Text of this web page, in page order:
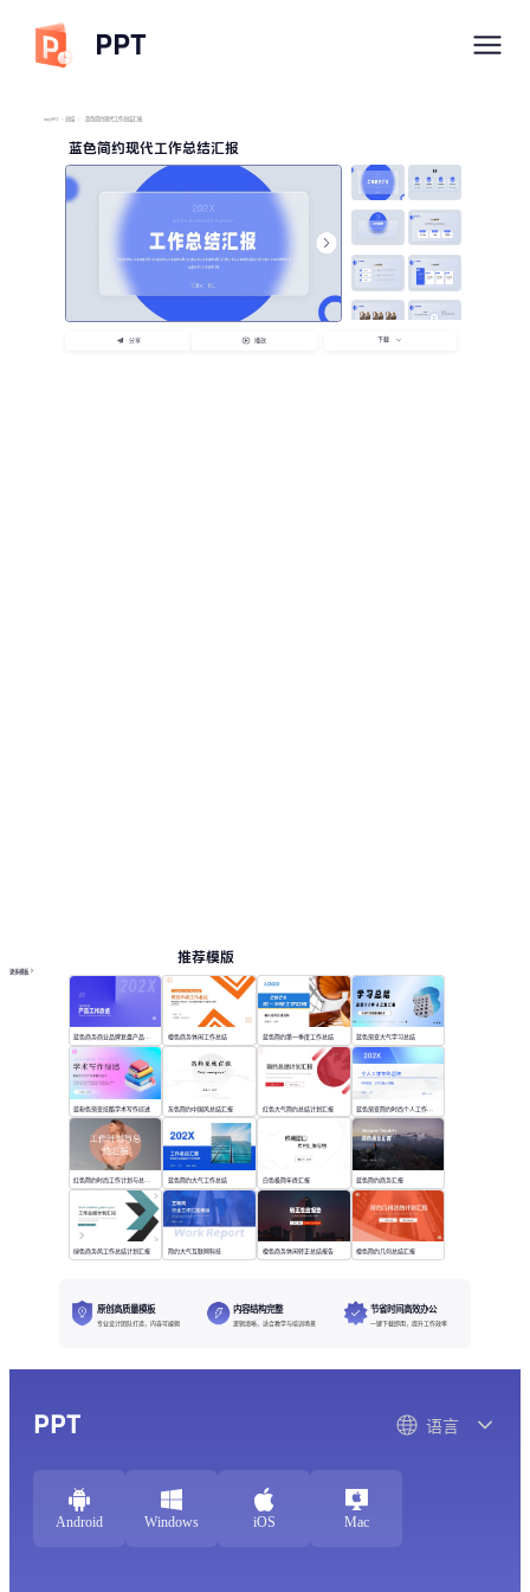
PPT
imyPPT / 总结 / 蓝色简约现代工作总结汇报
蓝色简约现代工作总结汇报
分享 播放 下载
推荐模版
更多模板
蓝色商务商业品牌复盘产品工作总结 橙色商务休闲工作总结 蓝色简约第一季度工作总结 蓝色渐变大气学习总结
蓝粉色渐变炫酷学术写作综述 灰色简约中国风总结汇报 红色大气简约总结计划汇报
蓝色简约大气工作总结 白色极简年终汇报 蓝色简约商务汇报
绿色商务风工作总结计划汇报 简约大气互联网科技 橙色商务休闲转正总结报告 橙色简约几何总结汇报
原创高质量模板
专业设计团队打造，内容可编辑
内容结构完整
逻辑清晰，适合教学与培训场景
节省时间高效办公
一键下载即用，提升工作效率
PPT 语言
Android Windows iOS Mac